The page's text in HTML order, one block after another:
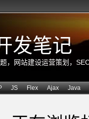
发笔记
，网站建设运营策划，
JS Flex Ajax Java